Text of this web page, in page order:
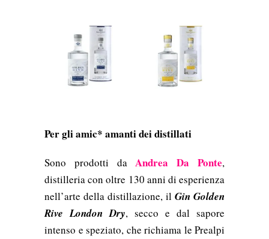
Per gli amic* amanti dei distillati
Sono prodotti daAndrea Da Ponte,
distilleria con oltre 130 anni di esperienza
nell’arte della distillazione, il Gin Golden
Rive London Dry, secco e dal sapore
intenso e speziato, che richiama le Prealpi